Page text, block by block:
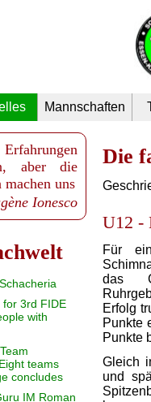
Mannschaften
Die
U12 -
Für
das
Erfolg
Punkte
Punkte
Gleich
und
aber die
machen uns
Ionesco
for 3rd FIDE
with
teams
concludes
IM Roman